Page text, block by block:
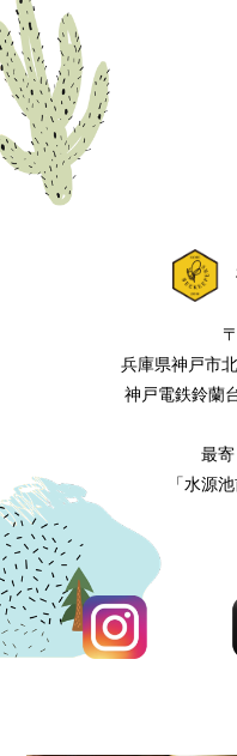
兵庫県神戸市
神戸電鉄鈴蘭
最
「水源